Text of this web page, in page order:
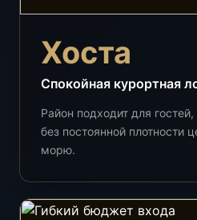
Хоста
Спокойная курортная
Район подходит для
без постоянной плотности
морю.